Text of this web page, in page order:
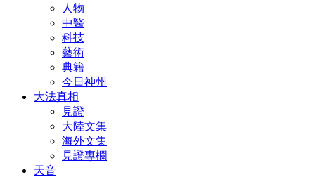
人物
中醫
科技
藝術
典籍
今日神州
大法真相
見證
大陸文集
海外文集
見證專欄
天音